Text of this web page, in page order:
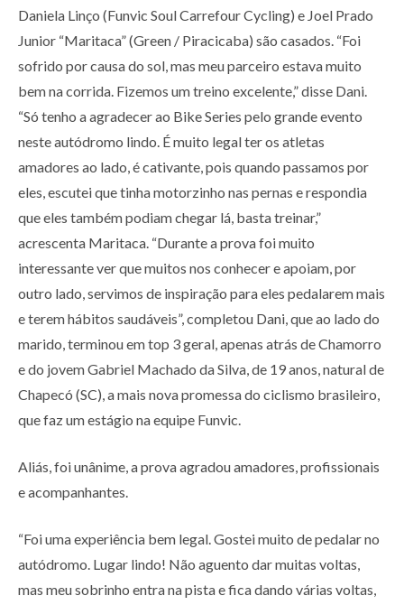
Daniela Linço (Funvic Soul Carrefour Cycling) e Joel Prado
Junior “Maritaca” (Green / Piracicaba) são casados. “Foi
sofrido por causa do sol, mas meu parceiro estava muito
bem na corrida. Fizemos um treino excelente,” disse Dani.
“Só tenho a agradecer ao Bike Series pelo grande evento
neste autódromo lindo. É muito legal ter os atletas
amadores ao lado, é cativante, pois quando passamos por
eles, escutei que tinha motorzinho nas pernas e respondia
que eles também podiam chegar lá, basta treinar,”
acrescenta Maritaca. “Durante a prova foi muito
interessante ver que muitos nos conhecer e apoiam, por
outro lado, servimos de inspiração para eles pedalarem mais
e terem hábitos saudáveis”, completou Dani, que ao lado do
marido, terminou em top 3 geral, apenas atrás de Chamorro
e do jovem Gabriel Machado da Silva, de 19 anos, natural de
Chapecó (SC), a mais nova promessa do ciclismo brasileiro,
que faz um estágio na equipe Funvic.
Aliás, foi unânime, a prova agradou amadores, profissionais
e acompanhantes.
“Foi uma experiência bem legal. Gostei muito de pedalar no
autódromo. Lugar lindo! Não aguento dar muitas voltas,
mas meu sobrinho entra na pista e fica dando várias voltas,